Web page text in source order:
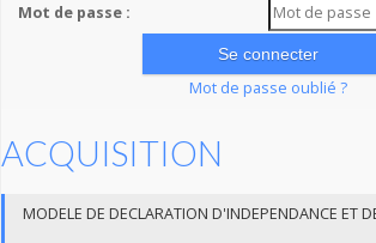
Mot de passe :
Mot de passe oublié ?
ACQUISITION
MODELE DE DECLARATION D'INDEPENDANCE ET